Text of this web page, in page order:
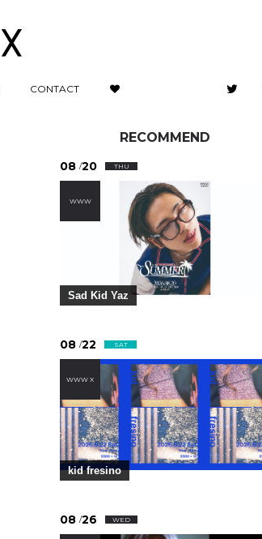
CONTACT
RECOMMEND
08 /20 THU
WWW
Sad Kid Yaz
08 /22 SAT
WWW X
kid fresino
08 /26 WED